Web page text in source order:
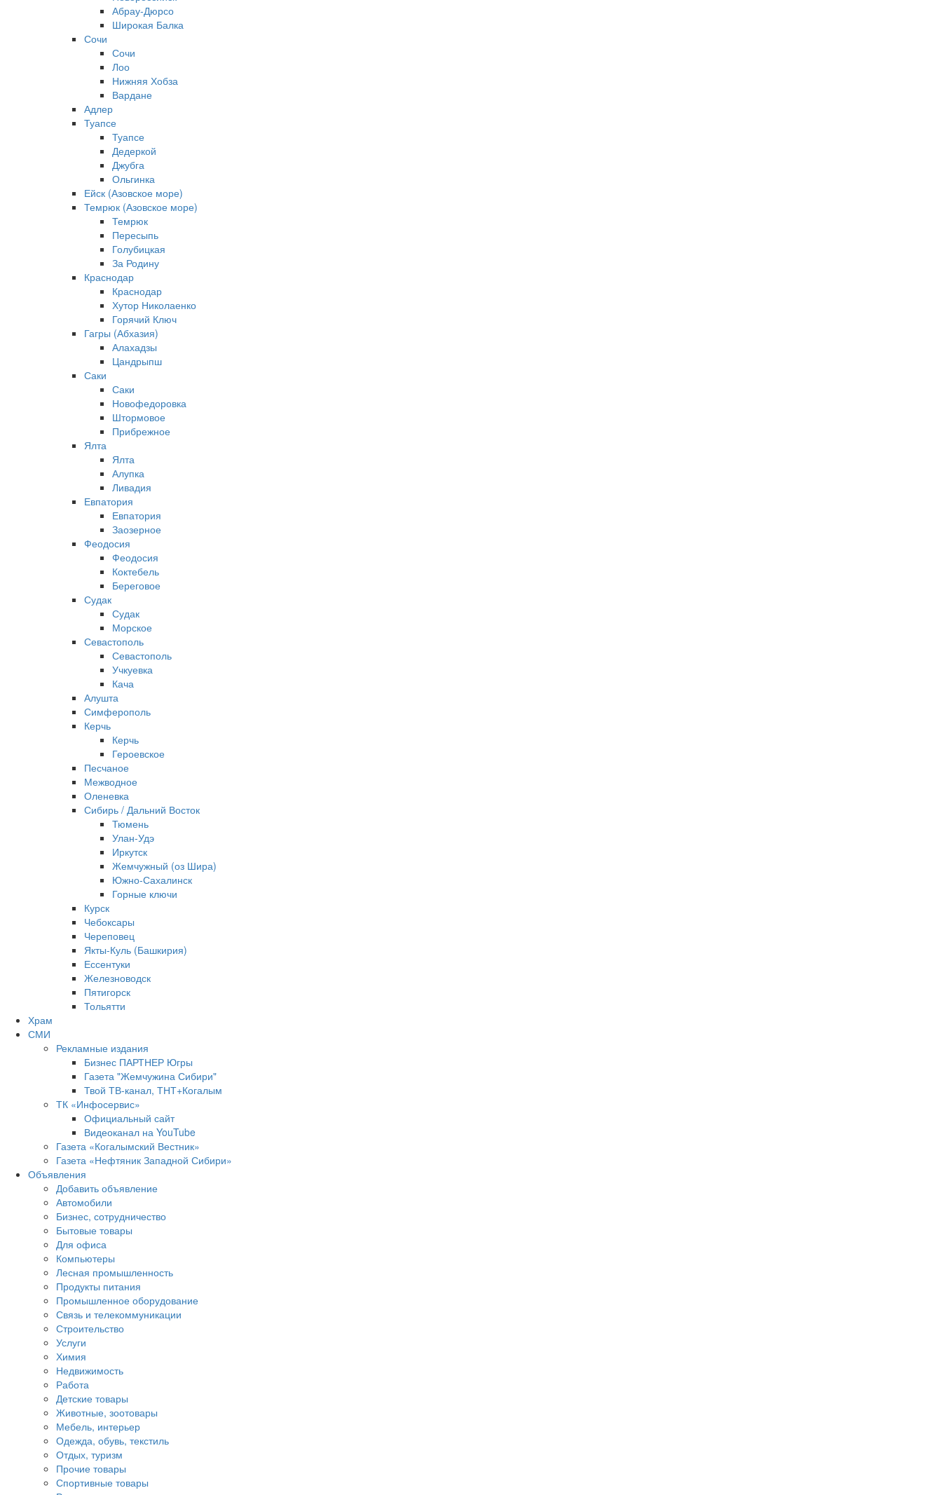
Абрау-Дюрсо
Широкая Балка
Сочи
Сочи
Лоо
Нижняя Хобза
Вардане
Адлер
Туапсе
Туапсе
Дедеркой
Джубга
Ольгинка
Ейск (Азовское море)
Темрюк (Азовское море)
Темрюк
Пересыпь
Голубицкая
За Родину
Краснодар
Краснодар
Хутор Николаенко
Горячий Ключ
Гагры (Абхазия)
Алахадзы
Цандрыпш
Саки
Саки
Новофедоровка
Штормовое
Прибрежное
Ялта
Ялта
Алупка
Ливадия
Евпатория
Евпатория
Заозерное
Феодосия
Феодосия
Коктебель
Береговое
Судак
Судак
Морское
Севастополь
Севастополь
Учкуевка
Кача
Алушта
Симферополь
Керчь
Керчь
Героевское
Песчаное
Межводное
Оленевка
Сибирь / Дальний Восток
Тюмень
Улан-Удэ
Иркутск
Жемчужный (оз Шира)
Южно‐Сахалинск
Горные ключи
Курск
Чебоксары
Череповец
Якты-Куль (Башкирия)
Ессентуки
Железноводск
Пятигорск
Тольятти
Храм
СМИ
Рекламные издания
Бизнес ПАРТНЕР Югры
Газета "Жемчужина Сибири"
Твой ТВ-канал, ТНТ+Когалым
ТК «Инфосервис»
Официальный сайт
Видеоканал на YouTube
Газета «Когалымский Вестник»
Газета «Нефтяник Западной Сибири»
Объявления
Добавить объявление
Автомобили
Бизнес, сотрудничество
Бытовые товары
Для офиса
Компьютеры
Лесная промышленность
Продукты питания
Промышленное оборудование
Связь и телекоммуникации
Строительство
Услуги
Химия
Недвижимость
Работа
Детские товары
Животные, зоотовары
Мебель, интерьер
Одежда, обувь, текстиль
Отдых, туризм
Прочие товары
Спортивные товары